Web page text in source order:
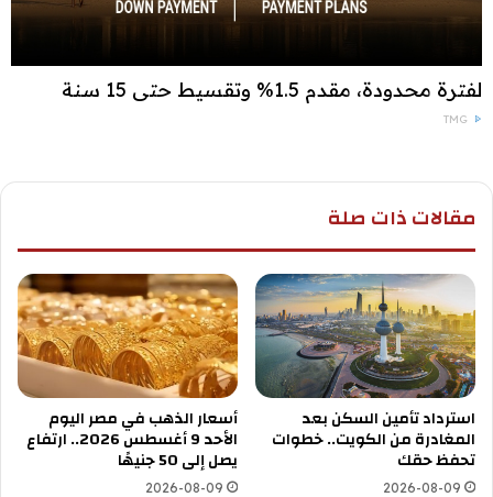
لفترة محدودة، مقدم 1.5% وتقسيط حتى 15 سنة
TMG
مقالات ذات صلة
استرداد تأمين السكن بعد
المغادرة من الكويت.. خطوات
تحفظ حقك
2026-08-09
أسعار الذهب في مصر اليوم
الأحد 9 أغسطس 2026.. ارتفاع
يصل إلى 50 جنيهًا
2026-08-09